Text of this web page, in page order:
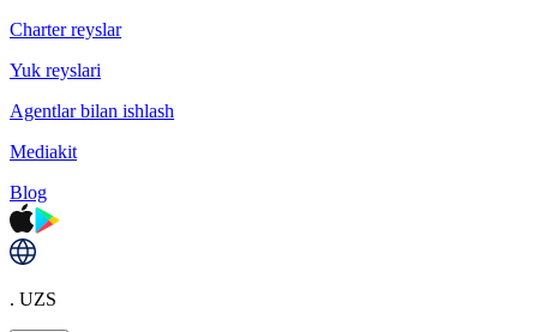
Charter reyslar
Yuk reyslari
Agentlar bilan ishlash
Mediakit
Blog
. UZS